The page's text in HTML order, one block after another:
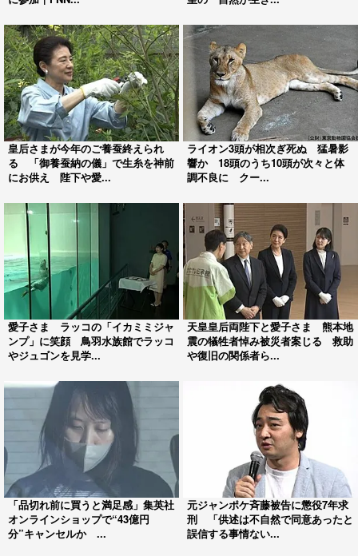
皇后さまが今年のご養蚕終えられ
る 「御養蚕納の儀」で生糸を神前
にお供え 陛下や愛...
ライオン3頭が相次ぎ死ぬ 猛暑影
響か 18頭のうち10頭が次々と体
調不良に クー...
愛子さま ラッコの「イカミミジャ
ンプ」に笑顔 鳥羽水族館でラッコ
やジュゴンを見学...
天皇皇后両陛下と愛子さま 熊本地
震の犠牲者悼み被災者案じる 救助
や復旧の関係者ら...
「品切れ前に買うと満足感」集英社
オンラインショップで“43億円
分”キャンセルか ...
元ジャンポケ斉藤被告に懲役7年求
刑 「供述は不自然で同意あったと
誤信する事情ない...